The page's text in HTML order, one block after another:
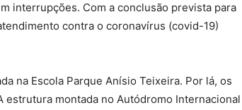
interrupções. Com a conclusão prevista para
contra o coronavírus (covid-19)
na Escola Parque Anísio Teixeira. Por lá, os
montada no Autódromo Internacional